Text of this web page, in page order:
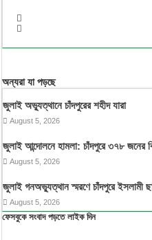
অন্যরা যা পড়ছে
জুলাই অভ্যুত্থানে চাঁদপুরের শহীদ যারা
August 5, 2026
জুলাই আন্দোলনে হামলা: চাঁদপুরে ৩৭৮ জনের
August 5, 2026
জুলাই গনঅভ্যুত্থান স্মরণে চাঁদপুরে ইসলামী
August 5, 2026
ফেসবুকে সংবাদ পড়তে লাইক দিন